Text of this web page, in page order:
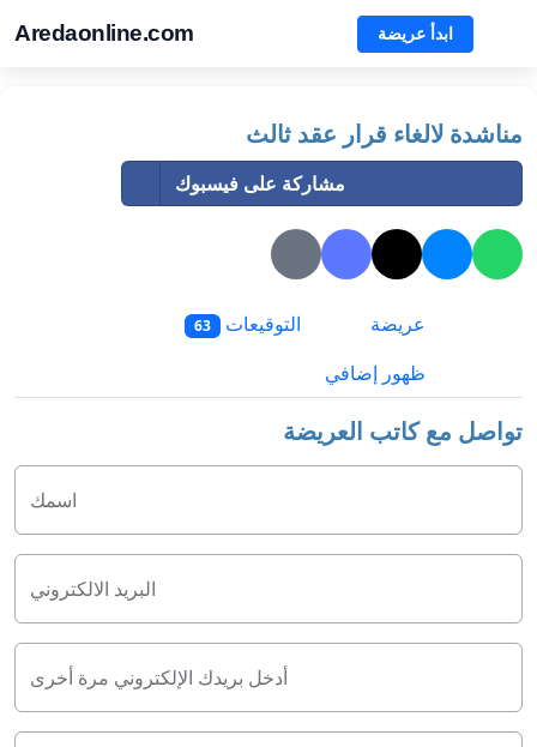
Aredaonline.com ابدأ عريضة
مناشدة لالغاء قرار عقد ثالث
مشاركة على فيسبوك
عريضة التوقيعات 63
ظهور إضافي
تواصل مع كاتب العريضة
اسمك
البريد الالكتروني
أدخل بريدك الإلكتروني مرة أخرى